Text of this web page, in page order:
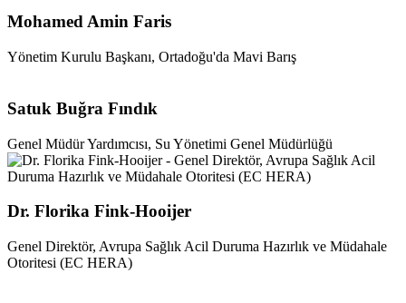
Mohamed Amin Faris
Yönetim Kurulu Başkanı, Ortadoğu'da Mavi Barış
Satuk Buğra Fındık
Genel Müdür Yardımcısı, Su Yönetimi Genel Müdürlüğü
Dr. Florika Fink-Hooijer
Genel Direktör, Avrupa Sağlık Acil Duruma Hazırlık ve Müdahale
Otoritesi (EC HERA)